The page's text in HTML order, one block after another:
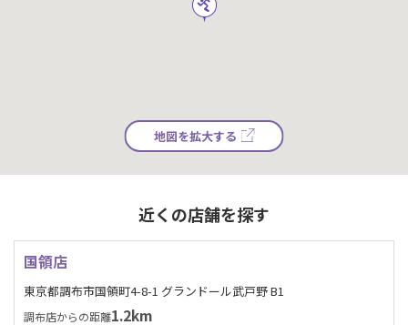
地図を拡大する
近くの店舗を探す
国領店
東京都調布市国領町4-8-1 グランドール武戸野 B1
調布店からの距離1.2km